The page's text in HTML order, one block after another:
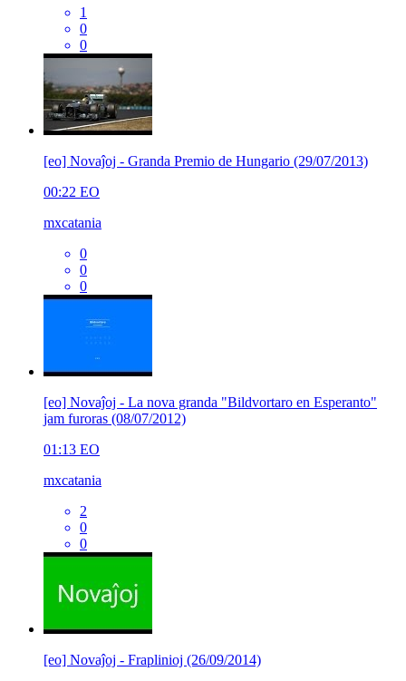
1
0
0
[eo] Novaĵoj - Granda Premio de Hungario (29/07/2013)
00:22 EO
mxcatania
0
0
0
[eo] Novaĵoj - La nova granda "Bildvortaro en Esperanto"
jam furoras (08/07/2012)
01:13 EO
mxcatania
2
0
0
[eo] Novaĵoj - Fraplinioj (26/09/2014)